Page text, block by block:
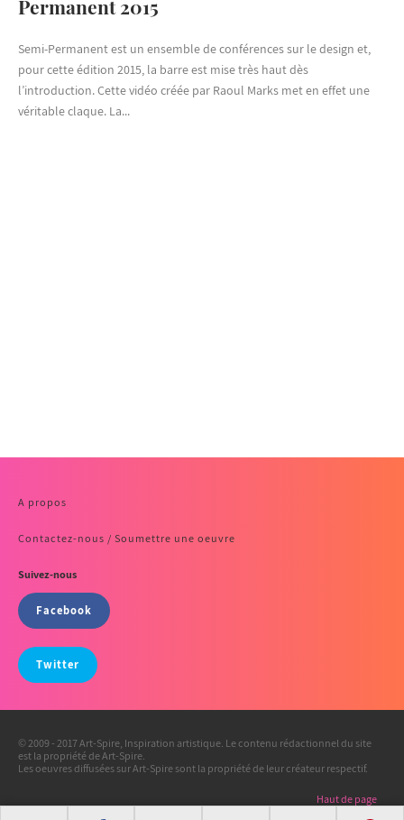
Permanent 2015
Semi-Permanent est un ensemble de conférences sur le design et,
pour cette édition 2015, la barre est mise très haut dès
l’introduction. Cette vidéo créée par Raoul Marks met en effet une
véritable claque. La...
A propos
Contactez-nous / Soumettre une oeuvre
Suivez-nous
Facebook
Twitter
© 2009 - 2017 Art-Spire, Inspiration artistique. Le contenu rédactionnel du site
est la propriété de Art-Spire.
Les oeuvres diffusées sur Art-Spire sont la propriété de leur créateur respectif.
Haut de page